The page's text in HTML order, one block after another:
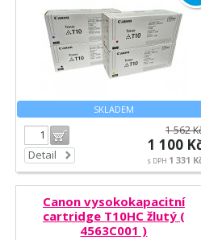
SKLADEM
Detail
1 562
1 100
s DPH 1 331
Canon vysokokapacitní
cartridge T10HC žlutý (
4563C001 )